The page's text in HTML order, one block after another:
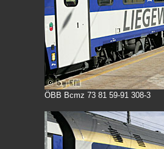
ÖBB Bcmz 73 81 59-91 308-3